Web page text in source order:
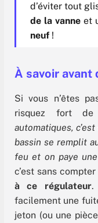
d’éviter tout
de la vanneet
neuf !
À savoir avant
Si vous n’êtes
risquez fort
automatiques,
bassin se remplit
feu et on paye
c’est sans compter
à ce régulateur.
facilement une
jeton (ou une